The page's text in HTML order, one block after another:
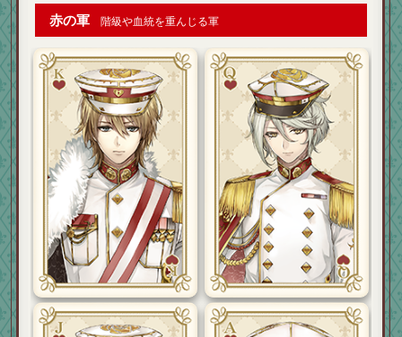
赤の軍階級や血統を重んじる軍